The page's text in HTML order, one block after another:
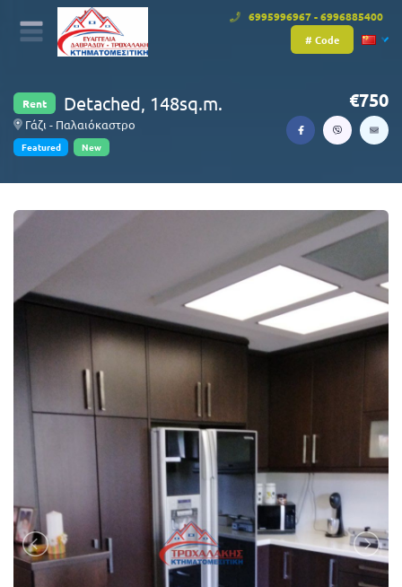
6995996967 - 6996885400
# Code
Rent Detached, 148sq.m.
Γάζι - Παλαιόκαστρο
Featured New
750